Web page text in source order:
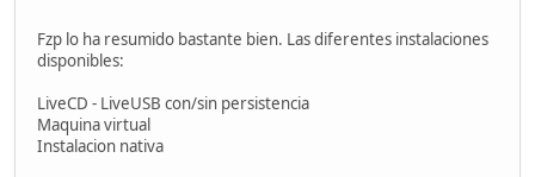
Fzp lo ha resumido bastante bien. Las diferentes instalaciones
disponibles:
LiveCD - LiveUSB con/sin persistencia
Maquina virtual
Instalacion nativa